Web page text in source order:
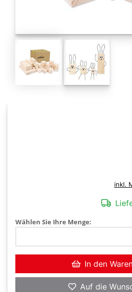
inkl.
Wählen Sie Ihre Menge:
In den
Auf die